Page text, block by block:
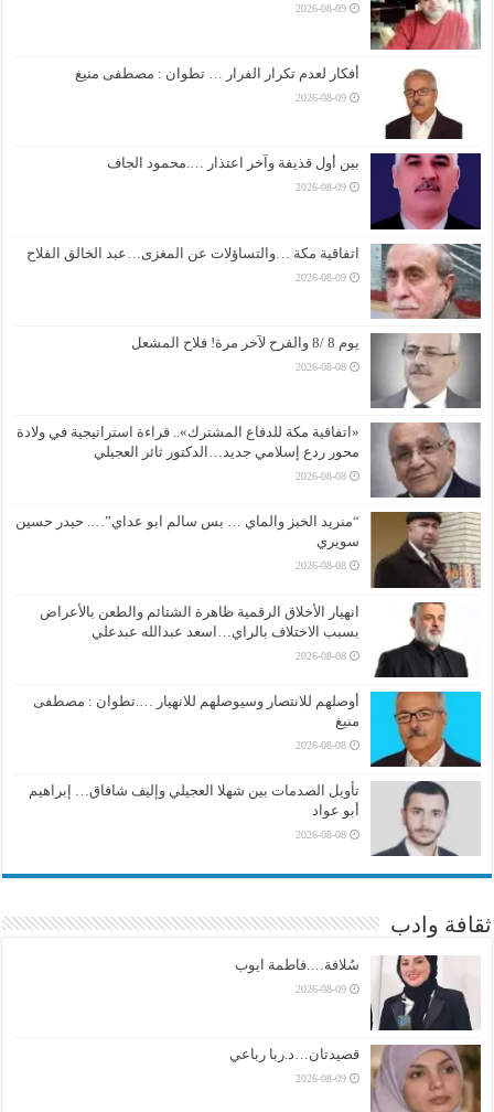
2026-08-09
أفكار لعدم تكرار الفرار … تطوان : مصطفى منيغ
2026-08-09
بين أول قذيفة وآخر اعتذار ….محمود الجاف
2026-08-09
اتفاقية مكة …والتساؤلات عن المغزى…عبد الخالق الفلاح
2026-08-09
يوم 8 /8 والفرح لآخر مرة! فلاح المشعل
2026-08-08
«اتفاقية مكة للدفاع المشترك».. قراءة استراتيجية في ولادة
محور ردع إسلامي جديد…الدكتور ثائر العجيلي
2026-08-08
“منريد الخبز والماي … بس سالم ابو عداي”…. حيدر حسين
سويري
2026-08-08
انهيار الأخلاق الرقمية ظاهرة الشتائم والطعن بالأعراض
بسبب الاختلاف بالراي…اسعد عبدالله عبدعلي
2026-08-08
أوصلهم للانتصار وسيوصلهم للانهيار ….تطوان : مصطفى
منيغ
2026-08-08
تأويل الصدمات بين شهلا العجيلي وإليف شافاق… إبراهيم
أبو عواد
2026-08-08
ثقافة وادب
سُلافة….فاطمة ايوب
2026-08-09
قصيدتان…د.ربا رباعي
2026-08-09